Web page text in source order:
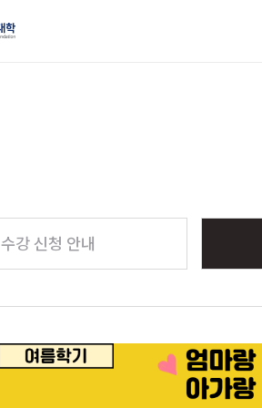
수강 신청 안내